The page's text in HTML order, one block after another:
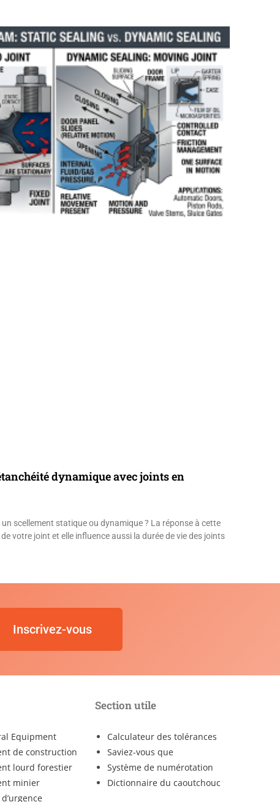
dynamique avec joints en
scellement statique ou dynamique ? La réponse à cette
votre joint et elle influence aussi la durée de vie des joints
Inscrivez-vous
Equipment
de construction
lourd forestier
minier
Section utile
Calculateur des tolérances
Saviez-vous que
Système de numérotation
Dictionnaire du caoutchouc